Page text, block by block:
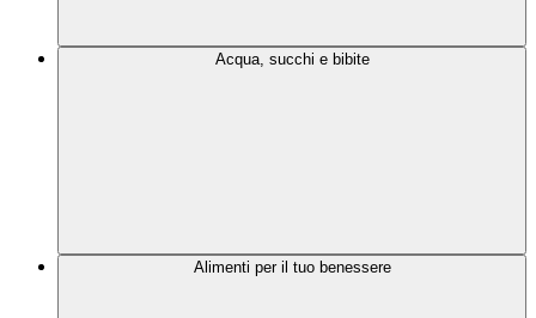
Acqua, succhi e bibite
Alimenti per il tuo benessere